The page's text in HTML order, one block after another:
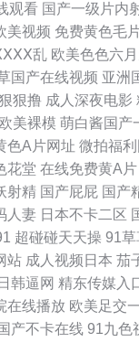
日韩理论在线观看 91美
频 日韩网页AV入口 91色
址 丁香亚洲色五月 婷婷
观看资源站 欧韩性爱 91
色91国产 在线视频国产色
国大片免费观看电视剧 香
视领 密挑免费板官网入口
看 黄色吊嗨5级内射 91jk
观看 国产一级片内
美视频 免费黄色毛
乱 欧美色色六
国产在线视频 亚洲
狠撸 成人深夜电影
欧美裸模 萌白酱国产
色A片网址 微拍福
花堂 在线免费黄A片
射精 国产屁屁 国产
人妻 日本不卡二区
超碰碰天天操 91
站 成人视频日本 茄
日韩逼网 精东传媒入
在线播放 欧美足交
产不卡在线 91九色